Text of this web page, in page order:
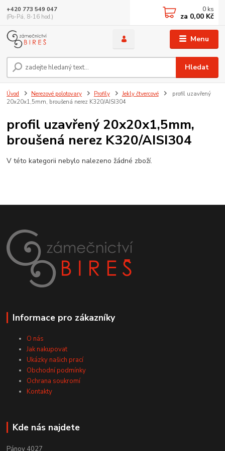
Menu
Hledat
+420 773 549 047
(Po-Pá, 8-16 hod.)
0 ks
za 0,00 Kč
Úvod Nerezové polotovary Profily Jekly čtvercové
profil uzavřený
20x20x1,5mm, broušená nerez K320/AISI304
profil uzavřený 20x20x1,5mm,
broušená nerez K320/AISI304
V této kategorii nebylo nalezeno žádné zboží.
Informace pro zákazníky
O nás
Jak nakupovat
Ukázky našich prací
Obchodní podmínky
Ochrana soukromí
Kontakty
Kde nás najdete
Pánov 4027